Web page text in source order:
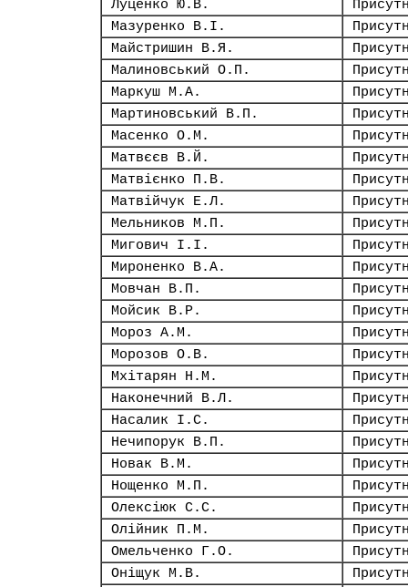
Луценко Ю.В.
Мазуренко В.І.
Майстришин В.Я.
Малиновський О.П.
Маркуш М.А.
Мартиновський В.П.
Масенко О.М.
Матвєєв В.Й.
Матвієнко П.В.
Матвійчук Е.Л.
Мельников М.П.
Мигович І.І.
Мироненко В.А.
Мовчан В.П.
Мойсик В.Р.
Мороз А.М.
Морозов О.В.
Мхітарян Н.М.
Наконечний В.Л.
Насалик І.С.
Нечипорук В.П.
Новак В.М.
Нощенко М.П.
Олексіюк С.С.
Олійник П.М.
Омельченко Г.О.
Оніщук М.В.